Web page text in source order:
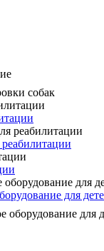
собак
для
оборудование